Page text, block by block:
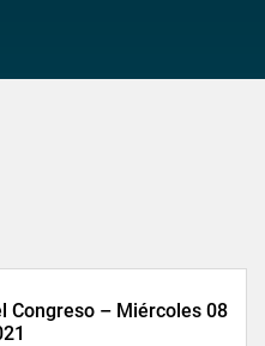
Congreso – Miércoles 08